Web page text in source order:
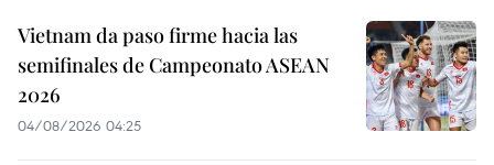
Vietnam da paso firme hacia las
semifinales de Campeonato ASEAN
2026
04/08/2026 04:25